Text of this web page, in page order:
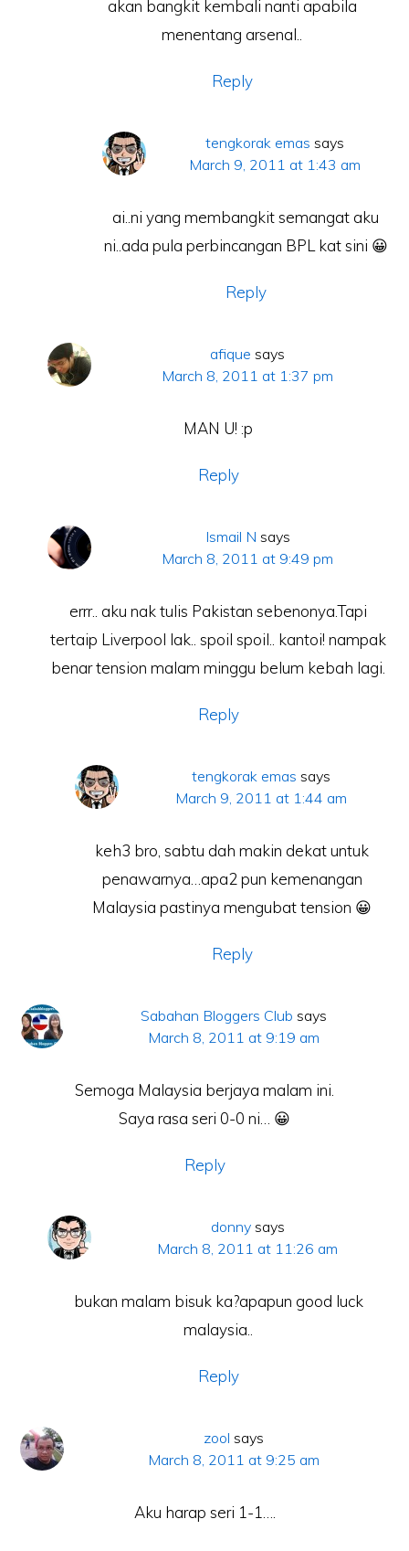
akan bangkit kembali nanti apabila
menentang arsenal..
Reply
tengkorak emas says
March 9, 2011 at 1:43 am
ai..ni yang membangkit semangat aku
ni..ada pula perbincangan BPL kat sini 😀
Reply
afique says
March 8, 2011 at 1:37 pm
MAN U! :p
Reply
Ismail N says
March 8, 2011 at 9:49 pm
errr.. aku nak tulis Pakistan sebenonya.Tapi
tertaip Liverpool lak.. spoil spoil.. kantoi! nampak
benar tension malam minggu belum kebah lagi.
Reply
tengkorak emas says
March 9, 2011 at 1:44 am
keh3 bro, sabtu dah makin dekat untuk
penawarnya…apa2 pun kemenangan
Malaysia pastinya mengubat tension 😀
Reply
Sabahan Bloggers Club says
March 8, 2011 at 9:19 am
Semoga Malaysia berjaya malam ini.
Saya rasa seri 0-0 ni… 😀
Reply
donny says
March 8, 2011 at 11:26 am
bukan malam bisuk ka?apapun good luck
malaysia..
Reply
zool says
March 8, 2011 at 9:25 am
Aku harap seri 1-1….